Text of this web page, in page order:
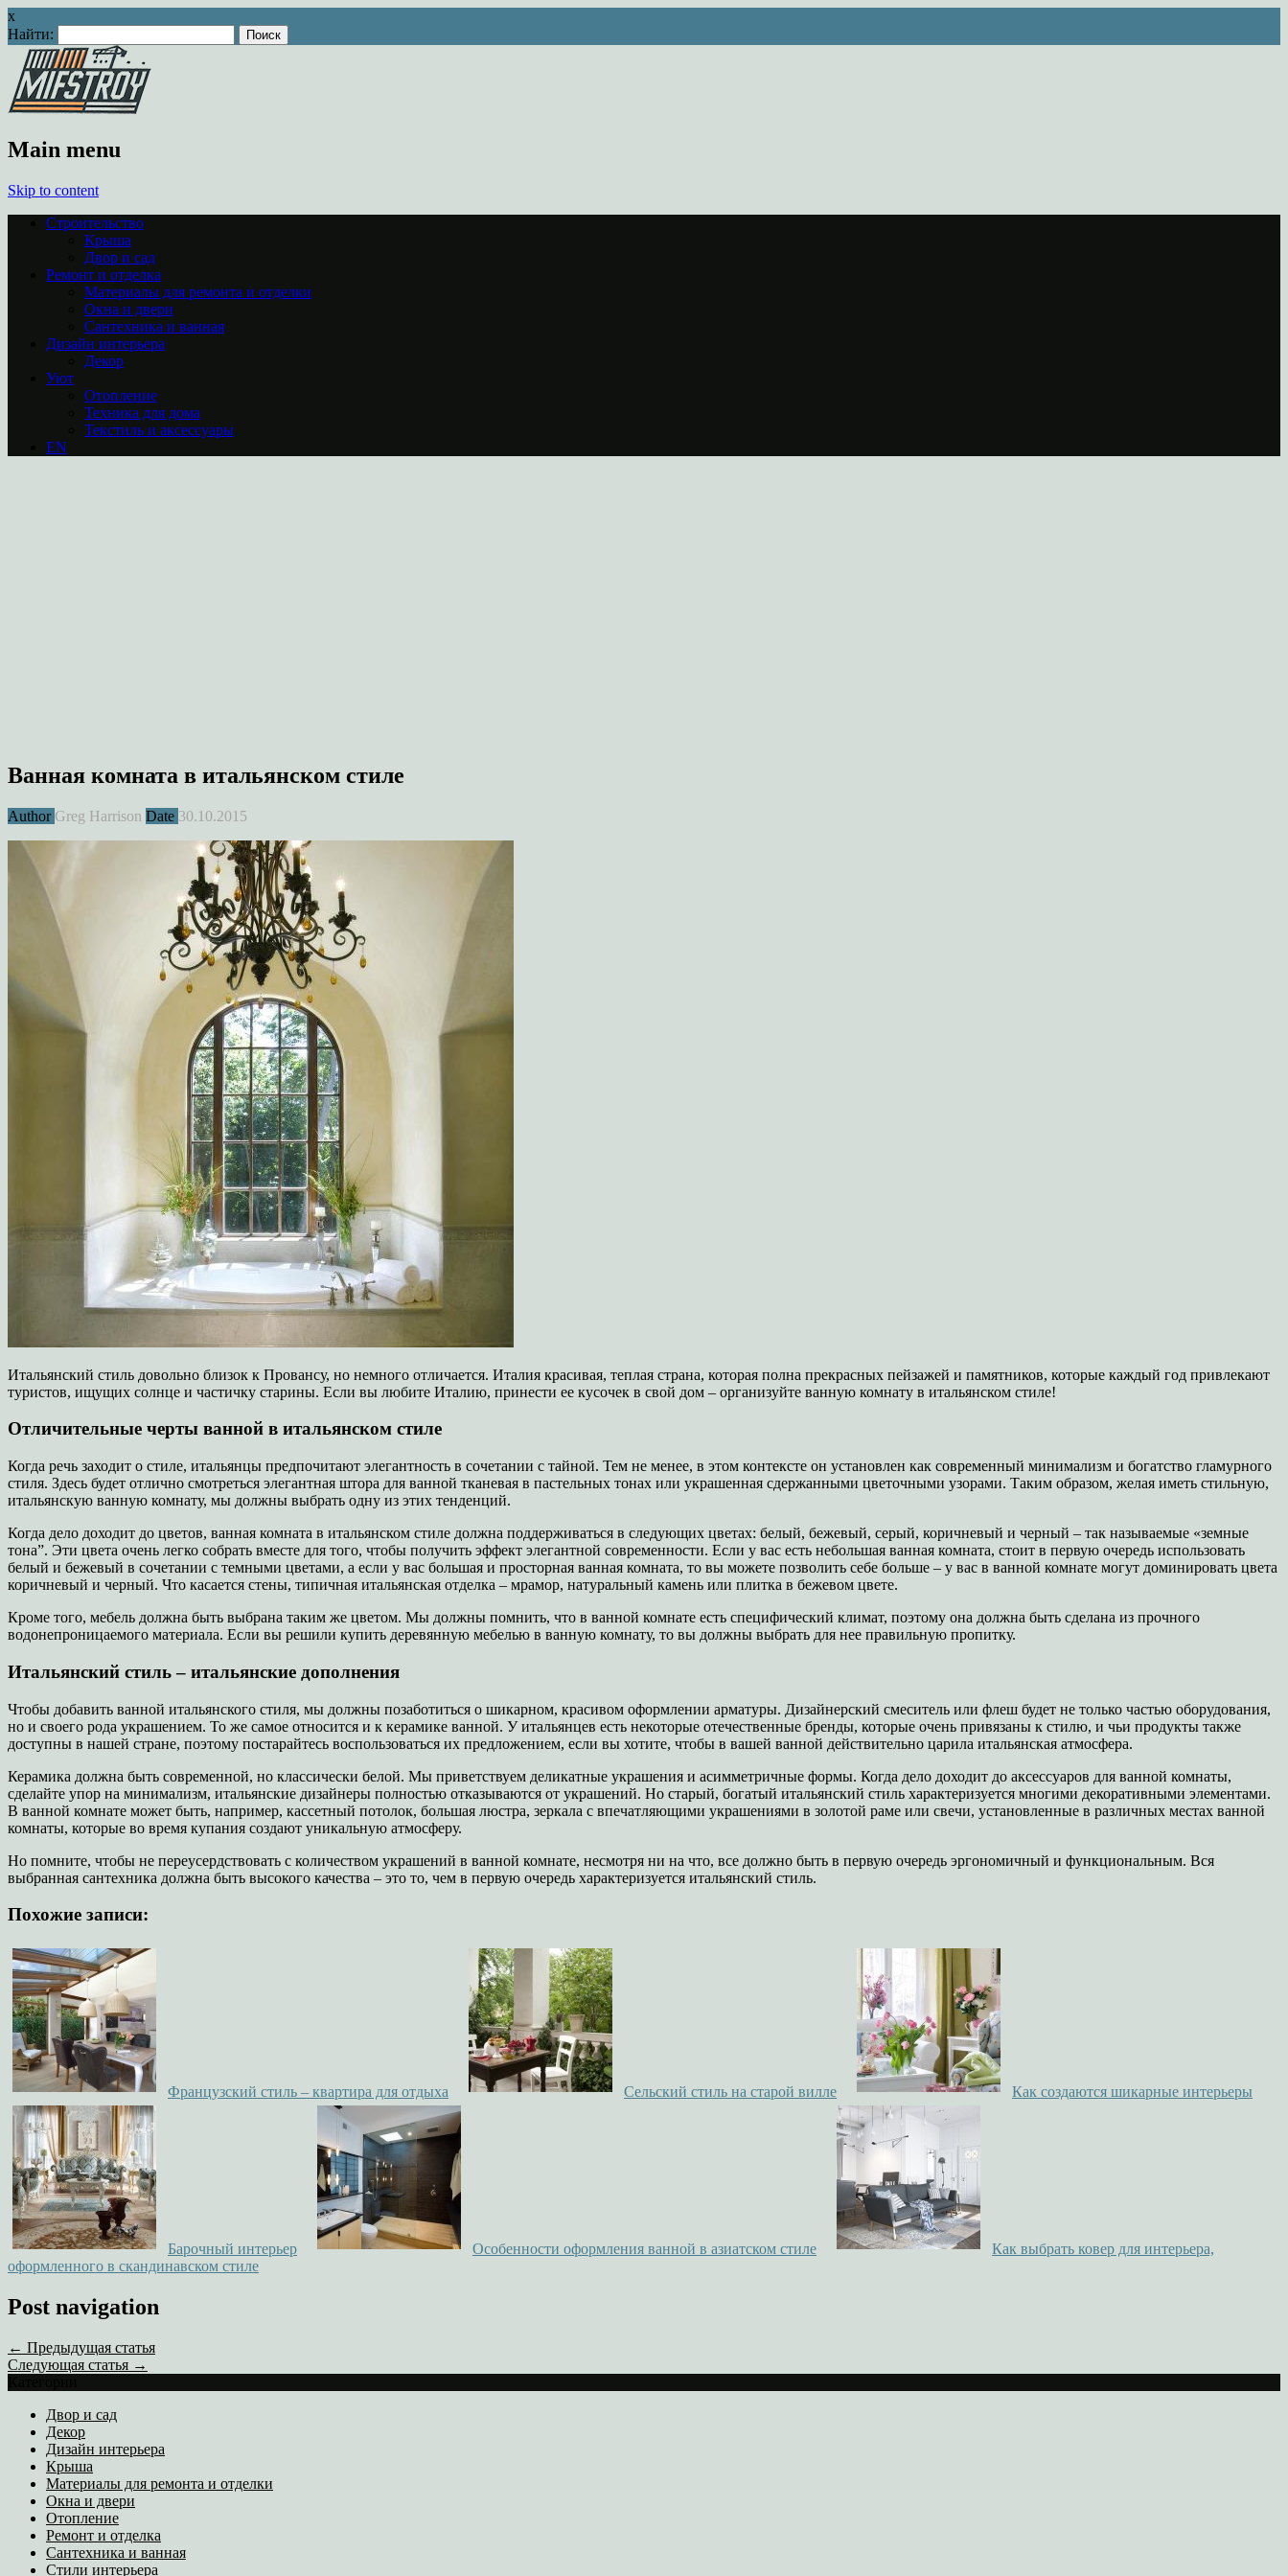
x
Найти:
Main menu
Skip to content
Строительство
Крыша
Двор и сад
Ремонт и отделка
Материалы для ремонта и отделки
Окна и двери
Сантехника и ванная
Дизайн интерьера
Декор
Уют
Отопление
Техника для дома
Текстиль и аксессуары
EN
Ванная комната в итальянском стиле
Author Greg Harrison Date 30.10.2015
Итальянский стиль довольно близок к Провансу, но немного отличается. Италия красивая, теплая страна, которая полна прекрасных пейзажей и памятников, которые каждый год привлекают
туристов, ищущих солнце и частичку старины. Если вы любите Италию, принести ее кусочек в свой дом – организуйте ванную комнату в итальянском стиле!
Отличительные черты ванной в итальянском стиле
Когда речь заходит о стиле, итальянцы предпочитают элегантность в сочетании с тайной. Тем не менее, в этом контексте он установлен как современный минимализм и богатство гламурного
стиля. Здесь будет отлично смотреться элегантная штора для ванной тканевая в пастельных тонах или украшенная сдержанными цветочными узорами. Таким образом, желая иметь стильную,
итальянскую ванную комнату, мы должны выбрать одну из этих тенденций.
Когда дело доходит до цветов, ванная комната в итальянском стиле должна поддерживаться в следующих цветах: белый, бежевый, серый, коричневый и черный – так называемые «земные
тона”. Эти цвета очень легко собрать вместе для того, чтобы получить эффект элегантной современности. Если у вас есть небольшая ванная комната, стоит в первую очередь использовать
белый и бежевый в сочетании с темными цветами, а если у вас большая и просторная ванная комната, то вы можете позволить себе больше – у вас в ванной комнате могут доминировать цвета
коричневый и черный. Что касается стены, типичная итальянская отделка – мрамор, натуральный камень или плитка в бежевом цвете.
Кроме того, мебель должна быть выбрана таким же цветом. Мы должны помнить, что в ванной комнате есть специфический климат, поэтому она должна быть сделана из прочного
водонепроницаемого материала. Если вы решили купить деревянную мебелью в ванную комнату, то вы должны выбрать для нее правильную пропитку.
Итальянский стиль – итальянские дополнения
Чтобы добавить ванной итальянского стиля, мы должны позаботиться о шикарном, красивом оформлении арматуры. Дизайнерский смеситель или флеш будет не только частью оборудования,
но и своего рода украшением. То же самое относится и к керамике ванной. У итальянцев есть некоторые отечественные бренды, которые очень привязаны к стилю, и чьи продукты также
доступны в нашей стране, поэтому постарайтесь воспользоваться их предложением, если вы хотите, чтобы в вашей ванной действительно царила итальянская атмосфера.
Керамика должна быть современной, но классически белой. Мы приветствуем деликатные украшения и асимметричные формы. Когда дело доходит до аксессуаров для ванной комнаты,
сделайте упор на минимализм, итальянские дизайнеры полностью отказываются от украшений. Но старый, богатый итальянский стиль характеризуется многими декоративными элементами.
В ванной комнате может быть, например, кассетный потолок, большая люстра, зеркала с впечатляющими украшениями в золотой раме или свечи, установленные в различных местах ванной
комнаты, которые во время купания создают уникальную атмосферу.
Но помните, чтобы не переусердствовать с количеством украшений в ванной комнате, несмотря ни на что, все должно быть в первую очередь эргономичный и функциональным. Вся
выбранная сантехника должна быть высокого качества – это то, чем в первую очередь характеризуется итальянский стиль.
Похожие записи:
Французский стиль – квартира для отдыха Сельский стиль на старой вилле Как создаются шикарные интерьеры
Барочный интерьер Особенности оформления ванной в азиатском стиле
Как выбрать ковер для интерьера,
оформленного в скандинавском стиле
Post navigation
← Предыдущая статья
Следующая статья →
Двор и сад
Декор
Дизайн интерьера
Крыша
Материалы для ремонта и отделки
Окна и двери
Отопление
Ремонт и отделка
Сантехника и ванная
Стили интерьера